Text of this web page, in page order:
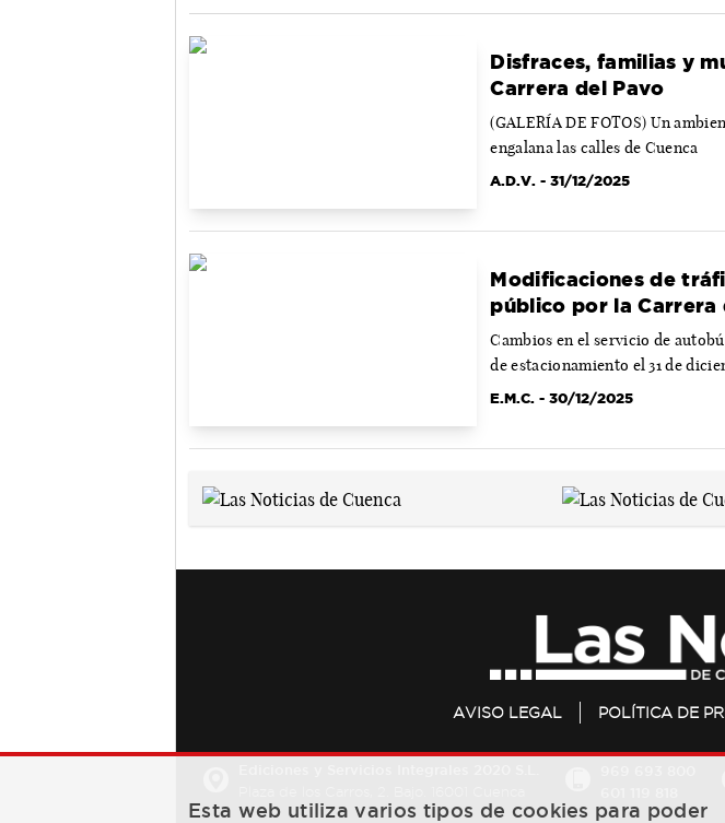
Disfraces, familias y
Carrera del Pavo
(GALERÍA DE FOTOS) Un
engalana las calles de Cuenca
A.D.V. - 31/12/2025
Modificaciones de
público por la Carrera
Cambios en el servicio de
de estacionamiento el 31 de
E.M.C. - 30/12/2025
AVISO LEGAL POLÍTICA DE
Esta web utiliza varios tipos de cookies para poder